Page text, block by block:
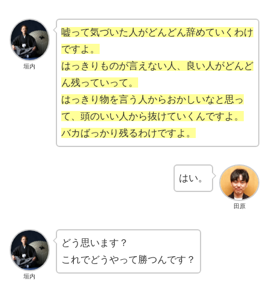
垣内
嘘って気づいた人がどんどん辞めていくわけ
ですよ。
はっきりものが言えない人、良い人がどんど
ん残っていって。
はっきり物を言う人からおかしいなと思っ
て、頭のいい人から抜けていくんですよ。
バカばっかり残るわけですよ。
田原
はい。
垣内
どう思います？
これでどうやって勝つんです？